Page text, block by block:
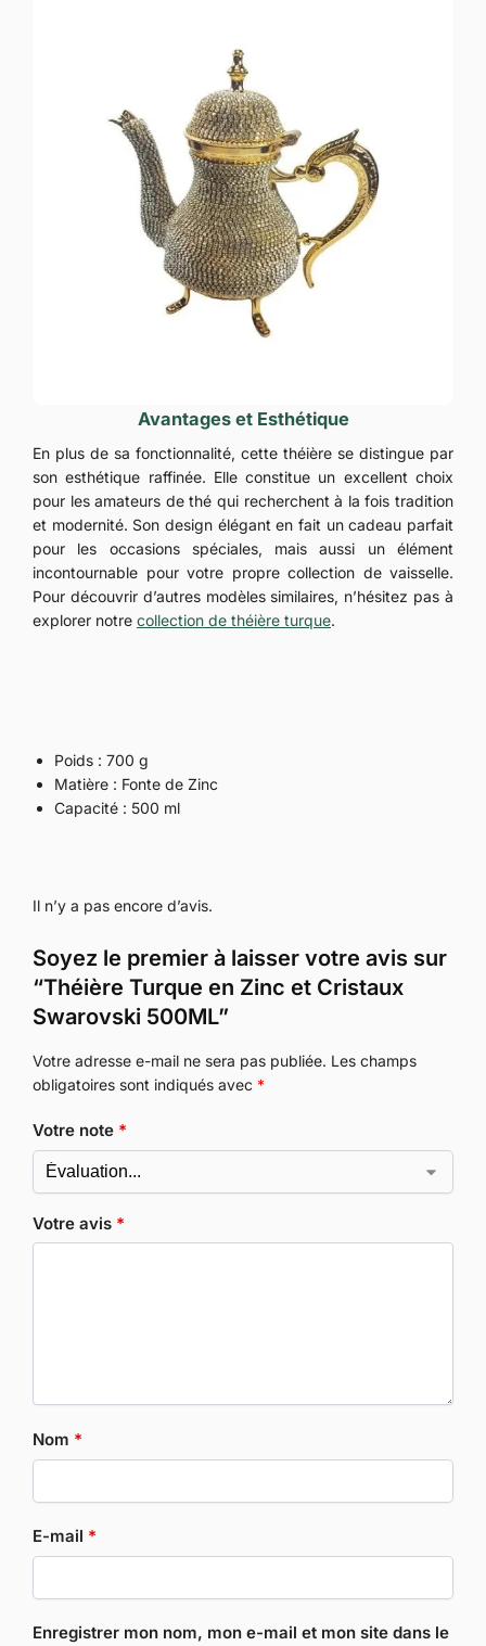
Avantages et Esthétique
En plus de sa fonctionnalité, cette théière se distingue par
son esthétique raffinée. Elle constitue un excellent choix
pour les amateurs de thé qui recherchent à la fois tradition
et modernité. Son design élégant en fait un cadeau parfait
pour les occasions spéciales, mais aussi un élément
incontournable pour votre propre collection de vaisselle.
Pour découvrir d’autres modèles similaires, n’hésitez pas à
explorer notre collection de théière turque.
Poids : 700 g
Matière : Fonte de Zinc
Capacité : 500 ml
Il n’y a pas encore d’avis.
Soyez le premier à laisser votre avis sur
“Théière Turque en Zinc et Cristaux
Swarovski 500ML”
Votre adresse e-mail ne sera pas publiée. Les champs
obligatoires sont indiqués avec *
Votre note *
Votre avis *
Nom *
E-mail *
Enregistrer mon nom, mon e-mail et mon site dans le